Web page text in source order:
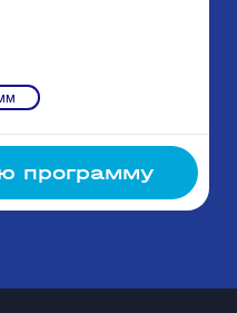
программу